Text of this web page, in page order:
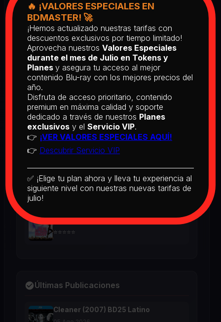
⭐⭐⭐⭐⭐
Return of the Living Dead: Part II
(1988) BD25 Latino
2025
⭐⭐⭐⭐⭐
Earth [Criterion Collection] (1976)
BD25 Subtitulado
2026
⭐⭐⭐⭐⭐
[PEDIDO] Boogie Nights (1997) BD25
⭐⭐⭐⭐⭐
2026
⭐⭐⭐⭐⭐
Últimas Publicaciones
Cleaner (2007) BD25 Latino
🔥 ¡VALORES ESPECIALES EN
BDMASTER! 🚀
¡Hemos actualizado nuestras tarifas con
descuentos exclusivos por tiempo limitado!
Aprovecha nuestros Valores Especiales
durante el mes de Julio en Tokens y
Planes y asegura tu acceso al mejor
contenido Blu-ray con los mejores precios del
año.
Disfruta de acceso prioritario, contenido
premium en máxima calidad y soporte
dedicado a través de nuestros Planes
exclusivos y el Servicio VIP.
👉 ¡VER VALORES ESPECIALES AQUÍ!
👉 Descubrir Servicio VIP
✅ ¡Elige tu plan ahora y lleva tu experiencia al
siguiente nivel con nuestras nuevas tarifas de
julio!